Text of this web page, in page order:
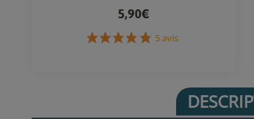
5,90€